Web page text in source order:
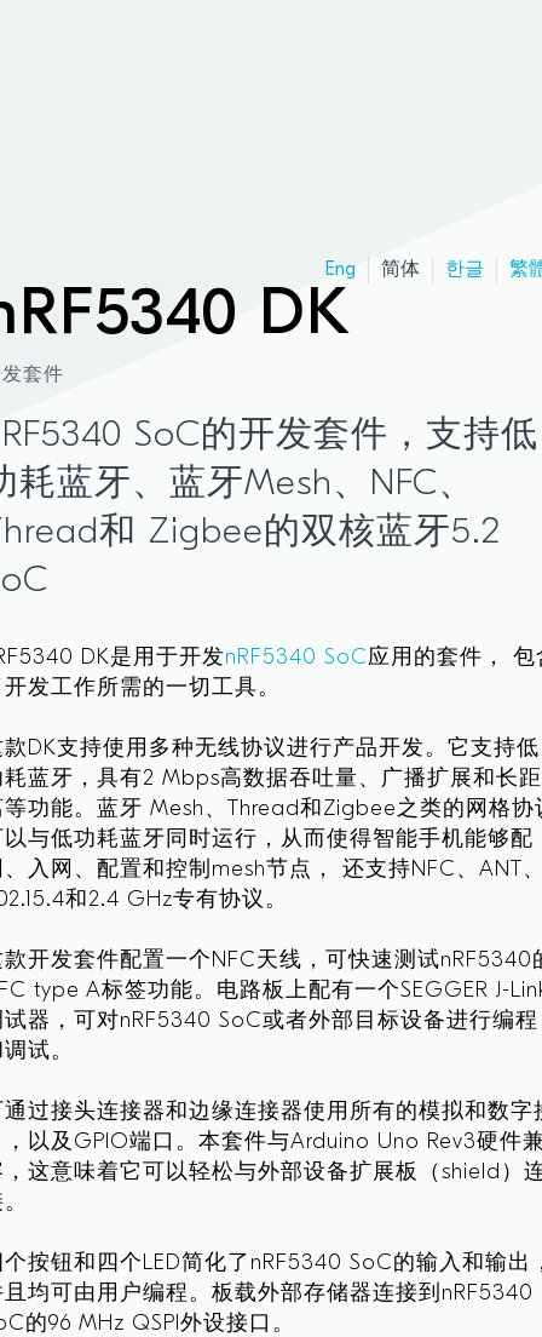
Eng 简体 한글 繁
DK
套件
SoC的开发套件，支持低
耗蓝牙、蓝牙Mesh、NFC、
和 Zigbee的双核蓝牙5.2
DK是用于开发nRF5340 SoC应用的套件， 包
开发工作所需的一切工具。
款DK支持使用多种无线协议进行产品开发。它支持低
耗蓝牙，具有2 Mbps高数据吞吐量、广播扩展和长距
等功能。蓝牙 Mesh、Thread和Zigbee之类的网格协
以与低功耗蓝牙同时运行，从而使得智能手机能够配
、入网、配置和控制mesh节点， 还支持NFC、ANT、
和2.4 GHz专有协议。
款开发套件配置一个NFC天线，可快速测试nRF5340
type A标签功能。电路板上配有一个SEGGER J-
试器，可对nRF5340 SoC或者外部目标设备进行编程
试。
通过接头连接器和边缘连接器使用所有的模拟和数字
，以及GPIO端口。本套件与Arduino Uno Rev3硬件
，这意味着它可以轻松与外部设备扩展板（shield）
个按钮和四个LED简化了nRF5340 SoC的输入和输出
且均可由用户编程。板载外部存储器连接到nRF5340
的96 MHz QSPI外设接口。